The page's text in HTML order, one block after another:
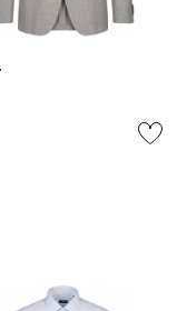
Kaschmir und Seide
€